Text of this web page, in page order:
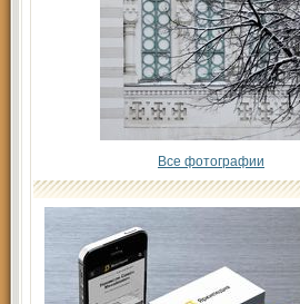
Все фотографии